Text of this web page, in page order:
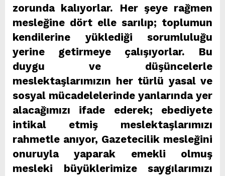
zorunda kalıyorlar. Her şeye rağmen
mesleğine dört elle sarılıp; toplumun
kendilerine yüklediği sorumluluğu
yerine getirmeye çalışıyorlar. Bu
duygu ve düşüncelerle
meslektaşlarımızın her türlü yasal ve
sosyal mücadelelerinde yanlarında yer
alacağımızı ifade ederek; ebediyete
intikal etmiş meslektaşlarımızı
rahmetle anıyor, Gazetecilik mesleğini
onuruyla yaparak emekli olmuş
mesleki büyüklerimize saygılarımızı